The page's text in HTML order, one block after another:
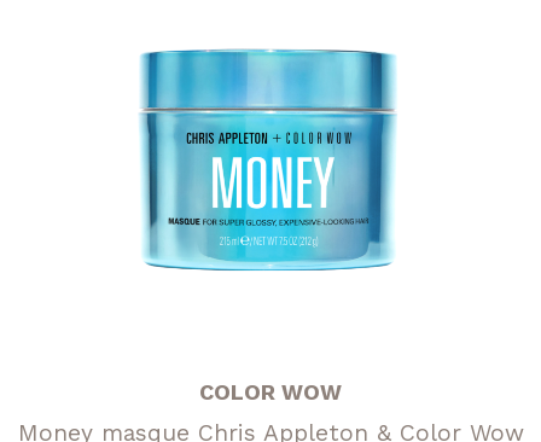
COLOR WOW
Money masque Chris Appleton & Color Wow